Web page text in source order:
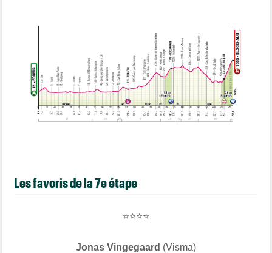
Les favoris de la 7e étape
⭐⭐⭐⭐
Jonas Vingegaard (Visma)